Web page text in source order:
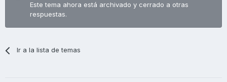
Este tema ahora está archivado y cerrado a otras
respuestas.
Ir a la lista de temas